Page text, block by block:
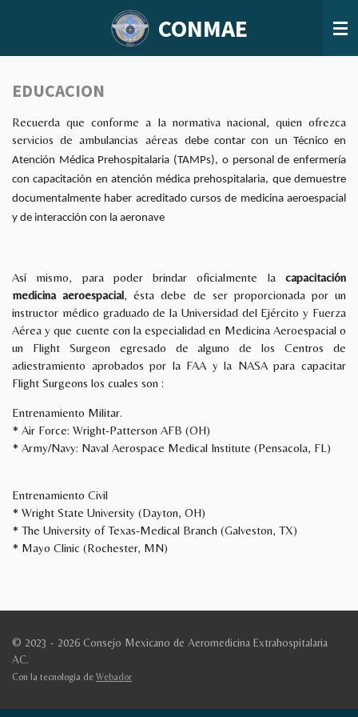
CONMAE
EDUCACION
Recuerda que conforme a la normativa nacional, quien ofrezca
servicios de ambulancias aéreas debe contar con un Técnico en
Atención Médica Prehospitalaria (TAMPs), o personal de enfermería
con capacitación en atención médica prehospitalaria, que demuestre
documentalmente haber acreditado cursos de medicina aeroespacial
y de interacción con la aeronave
Así mismo, para poder brindar oficialmente la capacitación
medicina aeroespacial, ésta debe de ser proporcionada por un
instructor médico graduado de la Universidad del Ejército y Fuerza
Aérea y que cuente con la especialidad en Medicina Aeroespacial o
un Flight Surgeon egresado de alguno de los Centros de
adiestramiento aprobados por la FAA y la NASA para capacitar
Flight Surgeons los cuales son :
Entrenamiento Militar.
* Air Force: Wright-Patterson AFB (OH)
* Army/Navy: Naval Aerospace Medical Institute (Pensacola, FL)
Entrenamiento Civil
* Wright State University (Dayton, OH)
* The University of Texas-Medical Branch (Galveston, TX)
* Mayo Clinic (Rochester, MN)
© 2023 - 2026 Consejo Mexicano de Aeromedicina Extrahospitalaria
AC.
Con la tecnología de Webador